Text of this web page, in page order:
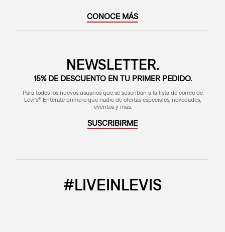
CONOCE MÁS
NEWSLETTER.
15% DE DESCUENTO EN TU PRIMER PEDIDO.
Para todos los nuevos usuarios que se suscriban a la lista de correo de
Levi's® Entérate primero que nadie de ofertas especiales, novedades,
eventos y más.
SUSCRIBIRME
#LIVEINLEVIS